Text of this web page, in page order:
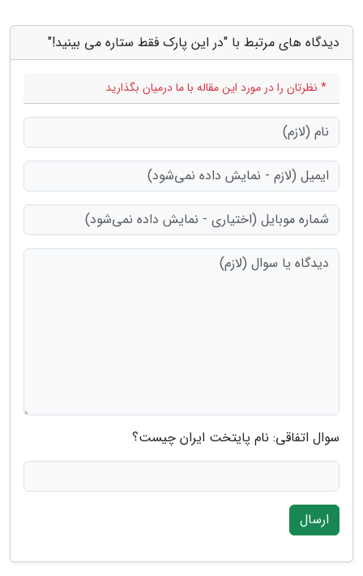
دیدگاه های مرتبط با "در این پارک فقط ستاره می بینید!"
* نظرتان را در مورد این مقاله با ما درمیان بگذارید
سوال اتفاقی: نام پایتخت ایران چیست؟
ارسال